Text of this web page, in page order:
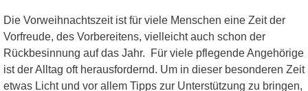
Die Vorweihnachtszeit ist für viele Menschen eine Zeit der
Vorfreude, des Vorbereitens, vielleicht auch schon der
Rückbesinnung auf das Jahr. Für viele pflegende Angehörige
ist der Alltag oft herausfordernd. Um in dieser besonderen Zeit
etwas Licht und vor allem Tipps zur Unterstützung zu bringen,